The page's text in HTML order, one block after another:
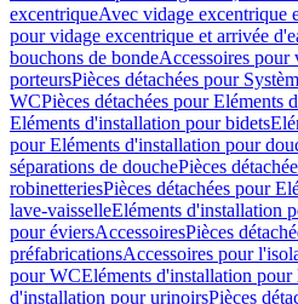
excentriqueAvec vidage excentrique
pour vidage excentrique et arrivée
bouchons de bondeAccessoires pour
porteursPièces détachées pour
WCPièces détachées pour Eléments
Eléments d'installation pour bidets
pour Eléments d'installation pour
séparations de douchePièces
robinetteriesPièces détachées pour
lave-vaisselleEléments d'installation
pour éviersAccessoiresPièces
préfabricationsAccessoires pour
pour WCEléments d'installation pour
d'installation pour urinoirsPièces